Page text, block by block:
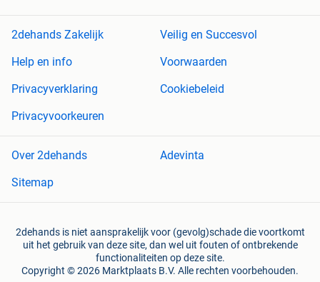
2dehands Zakelijk
Veilig en Succesvol
Help en info
Voorwaarden
Privacyverklaring
Cookiebeleid
Privacyvoorkeuren
Over 2dehands
Adevinta
Sitemap
2dehands is niet aansprakelijk voor (gevolg)schade die voortkomt
uit het gebruik van deze site, dan wel uit fouten of ontbrekende
functionaliteiten op deze site.
Copyright © 2026 Marktplaats B.V. Alle rechten voorbehouden.